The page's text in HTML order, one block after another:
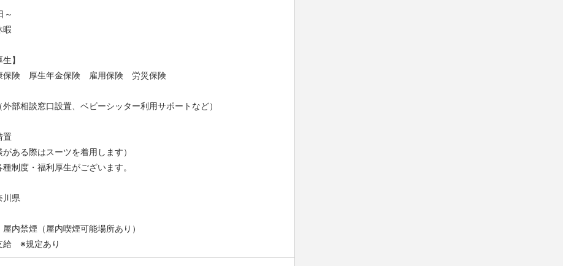
～
暇
】
保険 厚生年金保険 雇用保険 労災保険
部相談窓口設置、ベビーシッター利用サポートなど）
置
ある際はスーツを着用します）
制度・福利厚生がございます。
川県
内禁煙（屋内喫煙可能場所あり）
給 ※規定あり